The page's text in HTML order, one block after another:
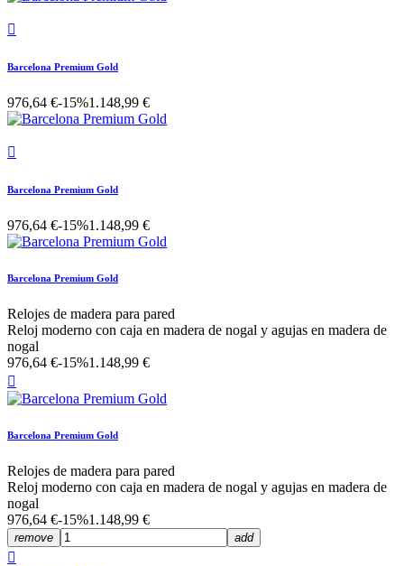

Barcelona Premium Gold
976,64 €-15%1.148,99 €

Barcelona Premium Gold
976,64 €-15%1.148,99 €
Barcelona Premium Gold
Relojes de madera para pared
Reloj moderno con caja en madera de nogal y agujas en madera de
nogal
976,64 €-15%1.148,99 €

Barcelona Premium Gold
Relojes de madera para pared
Reloj moderno con caja en madera de nogal y agujas en madera de
nogal
976,64 €-15%1.148,99 €
remove add
